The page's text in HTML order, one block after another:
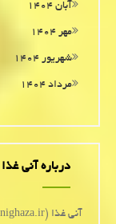
آبان ۱۴۰۴
مهر ۱۴۰۴
شهریور ۱۴۰۴
مرداد ۱۴۰۴
درباره آنی غذا